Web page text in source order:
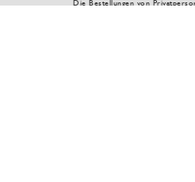
Die Bestellungen von